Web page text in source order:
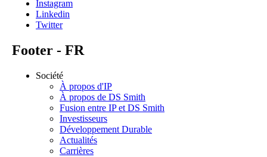
Instagram
Linkedin
Twitter
Footer - FR
Société
À propos d'IP
À propos de DS Smith
Fusion entre IP et DS Smith
Investisseurs
Développement Durable
Actualités
Carrières